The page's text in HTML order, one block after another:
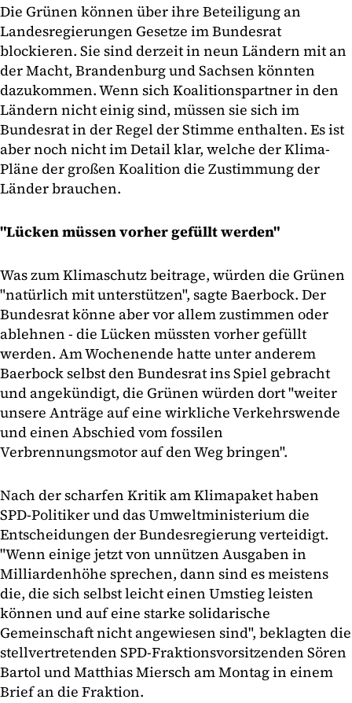
Die Grünen können über ihre Beteiligung an
Landesregierungen Gesetze im Bundesrat
blockieren. Sie sind derzeit in neun Ländern mit an
der Macht, Brandenburg und Sachsen könnten
dazukommen. Wenn sich Koalitionspartner in den
Ländern nicht einig sind, müssen sie sich im
Bundesrat in der Regel der Stimme enthalten. Es ist
aber noch nicht im Detail klar, welche der Klima-
Pläne der großen Koalition die Zustimmung der
Länder brauchen.
"Lücken müssen vorher gefüllt werden"
Was zum Klimaschutz beitrage, würden die Grünen
"natürlich mit unterstützen", sagte Baerbock. Der
Bundesrat könne aber vor allem zustimmen oder
ablehnen - die Lücken müssten vorher gefüllt
werden. Am Wochenende hatte unter anderem
Baerbock selbst den Bundesrat ins Spiel gebracht
und angekündigt, die Grünen würden dort "weiter
unsere Anträge auf eine wirkliche Verkehrswende
und einen Abschied vom fossilen
Verbrennungsmotor auf den Weg bringen".
Nach der scharfen Kritik am Klimapaket haben
SPD-Politiker und das Umweltministerium die
Entscheidungen der Bundesregierung verteidigt.
"Wenn einige jetzt von unnützen Ausgaben in
Milliardenhöhe sprechen, dann sind es meistens
die, die sich selbst leicht einen Umstieg leisten
können und auf eine starke solidarische
Gemeinschaft nicht angewiesen sind", beklagten die
stellvertretenden SPD-Fraktionsvorsitzenden Sören
Bartol und Matthias Miersch am Montag in einem
Brief an die Fraktion.